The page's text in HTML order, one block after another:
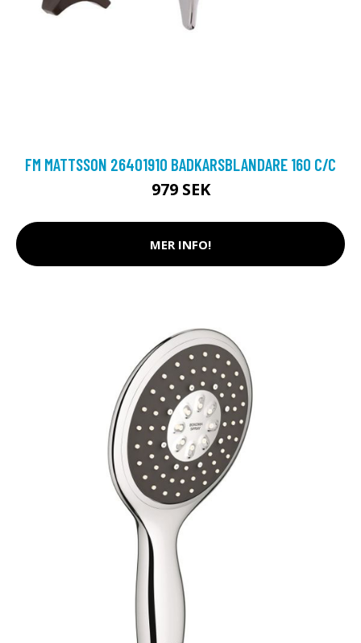
FM MATTSSON 26401910 BADKARSBLANDARE 160 C/C
979 SEK
MER INFO!